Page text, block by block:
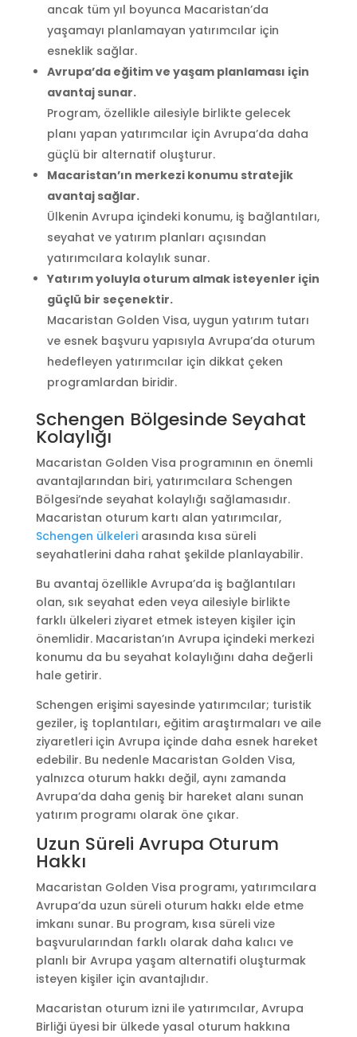
ancak tüm yıl boyunca Macaristan’da
yaşamayı planlamayan yatırımcılar için
esneklik sağlar.
Avrupa’da eğitim ve yaşam planlaması için
avantaj sunar.
Program, özellikle ailesiyle birlikte gelecek
planı yapan yatırımcılar için Avrupa’da daha
güçlü bir alternatif oluşturur.
Macaristan’ın merkezi konumu stratejik
avantaj sağlar.
Ülkenin Avrupa içindeki konumu, iş bağlantıları,
seyahat ve yatırım planları açısından
yatırımcılara kolaylık sunar.
Yatırım yoluyla oturum almak isteyenler için
güçlü bir seçenektir.
Macaristan Golden Visa, uygun yatırım tutarı
ve esnek başvuru yapısıyla Avrupa’da oturum
hedefleyen yatırımcılar için dikkat çeken
programlardan biridir.
Schengen Bölgesinde Seyahat
Kolaylığı
Macaristan Golden Visa programının en önemli
avantajlarından biri, yatırımcılara Schengen
Bölgesi’nde seyahat kolaylığı sağlamasıdır.
Macaristan oturum kartı alan yatırımcılar,
Schengen ülkeleriarasında kısa süreli
seyahatlerini daha rahat şekilde planlayabilir.
Bu avantaj özellikle Avrupa’da iş bağlantıları
olan, sık seyahat eden veya ailesiyle birlikte
farklı ülkeleri ziyaret etmek isteyen kişiler için
önemlidir. Macaristan’ın Avrupa içindeki merkezi
konumu da bu seyahat kolaylığını daha değerli
hale getirir.
Schengen erişimi sayesinde yatırımcılar; turistik
geziler, iş toplantıları, eğitim araştırmaları ve aile
ziyaretleri için Avrupa içinde daha esnek hareket
edebilir. Bu nedenle Macaristan Golden Visa,
yalnızca oturum hakkı değil, aynı zamanda
Avrupa’da daha geniş bir hareket alanı sunan
yatırım programı olarak öne çıkar.
Uzun Süreli Avrupa Oturum
Hakkı
Macaristan Golden Visa programı, yatırımcılara
Avrupa’da uzun süreli oturum hakkı elde etme
imkanı sunar. Bu program, kısa süreli vize
başvurularından farklı olarak daha kalıcı ve
planlı bir Avrupa yaşam alternatifi oluşturmak
isteyen kişiler için avantajlıdır.
Macaristan oturum izni ile yatırımcılar, Avrupa
Birliği üyesi bir ülkede yasal oturum hakkına